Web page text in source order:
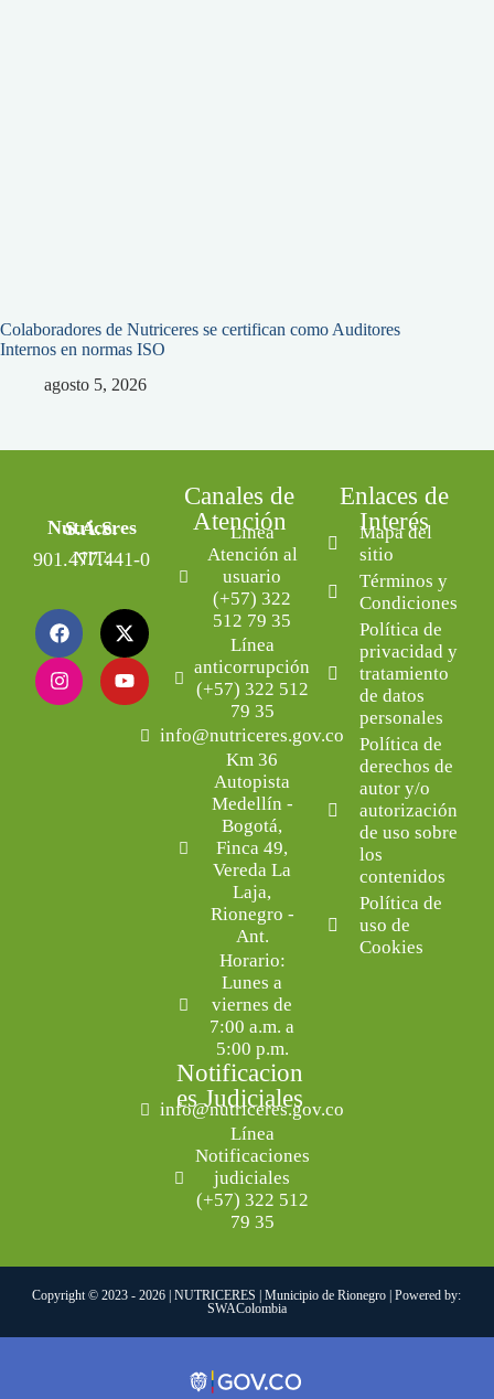
Colaboradores de Nutriceres se certifican como Auditores
Internos en normas ISO
agosto 5, 2026
Nutriceres S.A.S.
NIT: 901.477.441-0
Canales de
Atención
Línea
Atención al
usuario
(+57) 322
512 79 35
Línea
anticorrupción
(+57) 322 512
79 35
info@nutriceres.gov.co
Km 36
Autopista
Medellín -
Bogotá,
Finca 49,
Vereda La
Laja,
Rionegro -
Ant.
Horario:
Lunes a
viernes de
7:00 a.m. a
5:00 p.m.
Notificacion
es Judiciales
info@nutriceres.gov.co
Línea
Notificaciones
judiciales
(+57) 322 512
79 35
Enlaces de
Interés
Mapa del
sitio
Términos y
Condiciones
Política de
privacidad y
tratamiento
de datos
personales
Política de
derechos de
autor y/o
autorización
de uso sobre
los
contenidos
Política de
uso de
Cookies
Copyright © 2023 - 2026 | NUTRICERES | Municipio de Rionegro | Powered by:
SWAColombia